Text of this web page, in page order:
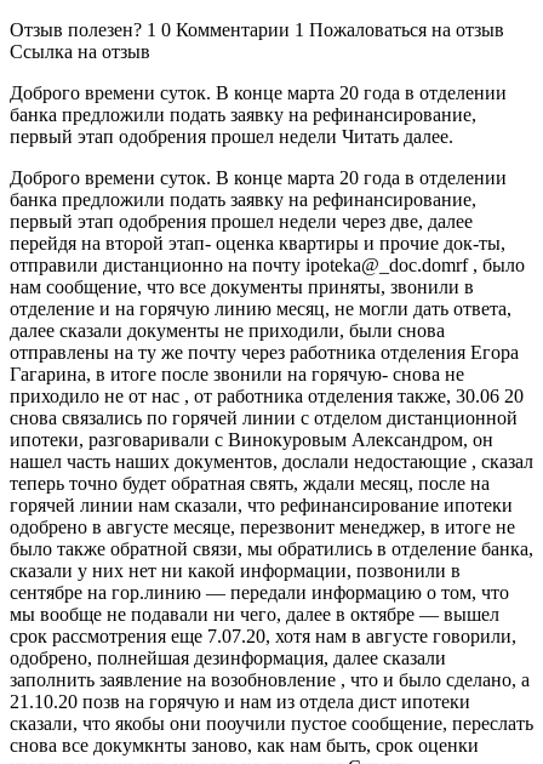
Отзыв полезен? 1 0 Комментарии 1 Пожаловаться на отзыв
Ссылка на отзыв
Доброго времени суток. В конце марта 20 года в отделении
банка предложили подать заявку на рефинансирование,
первый этап одобрения прошел недели Читать далее.
Доброго времени суток. В конце марта 20 года в отделении
банка предложили подать заявку на рефинансирование,
первый этап одобрения прошел недели через две, далее
перейдя на второй этап- оценка квартиры и прочие док-ты,
отправили дистанционно на почту ipoteka@_doc.domrf , было
нам сообщение, что все документы приняты, звонили в
отделение и на горячую линию месяц, не могли дать ответа,
далее сказали документы не приходили, были снова
отправлены на ту же почту через работника отделения Егора
Гагарина, в итоге после звонили на горячую- снова не
приходило не от нас , от работника отделения также, 30.06 20
снова связались по горячей линии с отделом дистанционной
ипотеки, разговаривали с Винокуровым Александром, он
нашел часть наших документов, дослали недостающие , сказал
теперь точно будет обратная свять, ждали месяц, после на
горячей линии нам сказали, что рефинансирование ипотеки
одобрено в августе месяце, перезвонит менеджер, в итоге не
было также обратной связи, мы обратились в отделение банка,
сказали у них нет ни какой информации, позвонили в
сентябре на гор.линию — передали информацию о том, что
мы вообще не подавали ни чего, далее в октябре — вышел
срок рассмотрения еще 7.07.20, хотя нам в августе говорили,
одобрено, полнейшая дезинформация, далее сказали
заполнить заявление на возобновление , что и было сделано, а
21.10.20 позв на горячую и нам из отдела дист ипотеки
сказали, что якобы они пооучили пустое сообщение, переслать
снова все докумкнты заново, как нам быть, срок оценки